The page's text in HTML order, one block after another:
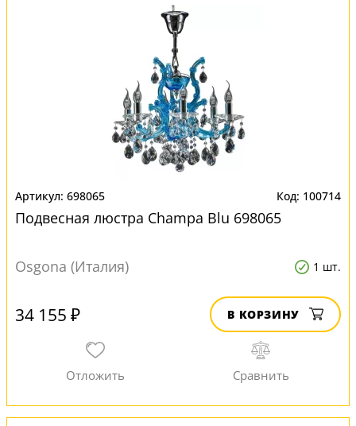
698065 100714
Подвесная люстра Champa Blu 698065
Osgona (Италия) 1 шт.
34 155 ₽ В КОРЗИНУ